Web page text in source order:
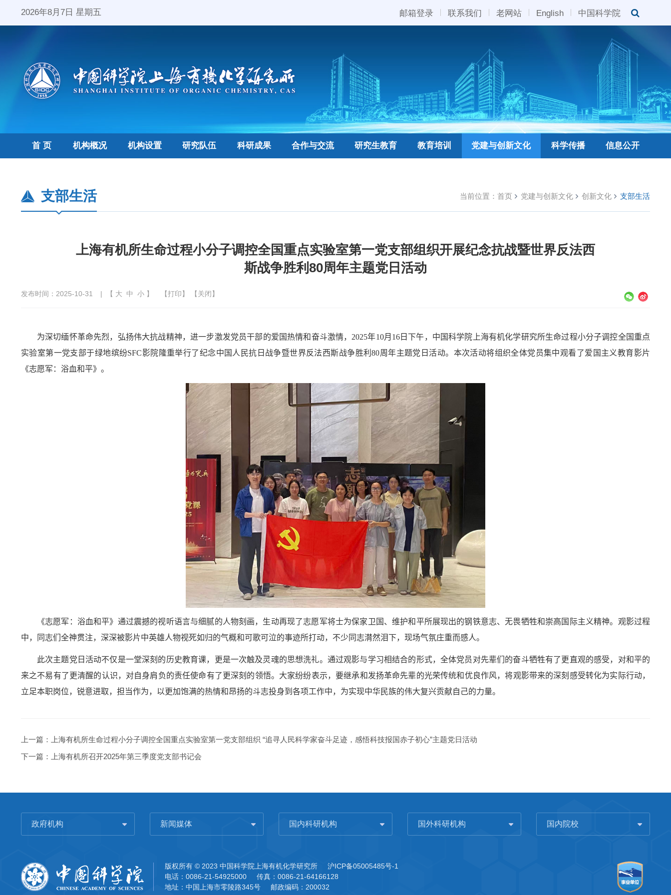
2026年8月7日 星期五 邮箱登录 联系我们 老网站 English 中国科学院
首 页 机构概况 机构设置 研究队伍 科研成果 合作与交流 研究生教育 教育培训 党建与创新文化 科学传播 信息公开
当前位置： 首页 党建与创新文化 创新文化 支部生活
支部生活
上海有机所生命过程小分子调控全国重点实验室第一党支部组织开展纪念抗战暨世界反法西
斯战争胜利80周年主题党日活动
发布时间：2025-10-31 | 【 大 中 小 】 【打印】 【关闭】
为深切缅怀革命先烈，弘扬伟大抗战精神，进一步激发党员干部的爱国热情和奋斗激情， 2025年10月 16日下午，中国科学院上海有机化学研究所生命过程小分子调控全国重点
实验室第一党支部于绿地缤纷SFC影院隆重举行了纪念中国人民抗日战争暨世界反法西斯战争胜利80周年主题党日活动。本次活动将组织全体党员集中观看了爱国主义教育影片
《志愿军：浴血和平》。
《志愿军：浴血和平》通过震撼的视听语言与细腻的人物刻画，生动再现了志愿军将士为保家卫国、维护和平所展现出的钢铁意志、无畏牺牲和崇高国际主义精神。观影过程
中，同志们全神贯注，深深被影片中英雄人物视死如归的气概和可歌可泣的事迹所打动，不少同志潸然泪下，现场气氛庄重而感人。
此次主题党日活动不仅是一堂深刻的历史教育课，更是一次触及灵魂的思想洗礼。通过观影与学习相结合的形式，全体党员对先辈们的奋斗牺牲有了更直观的感受，对和平的
来之不易有了更清醒的认识，对自身肩负的责任使命有了更深刻的领悟。大家纷纷表示，要继承和发扬革命先辈的光荣传统和优良作风，将观影带来的深刻感受转化为实际行动，
立足本职岗位，锐意进取，担当作为，以更加饱满的热情和昂扬的斗志投身到各项工作中，为实现中华民族的伟大复兴贡献自己的力量。
上一篇：
上海有机所生命过程小分子调控全国重点实验室第一党支部组织 “追寻人民科学家奋斗足迹，感悟科技报国赤子初心”主题党日活动
下一篇：
上海有机所召开2025年第三季度党支部书记会
政府机构 新闻媒体 国内科研机构 国外科研机构 国内院校
版权所有 © 2023 中国科学院上海有机化学研究所
沪ICP备05005485号-1
电话：0086-21-54925000
传真：0086-21-64166128
地址：中国上海市零陵路345号
邮政编码：200032